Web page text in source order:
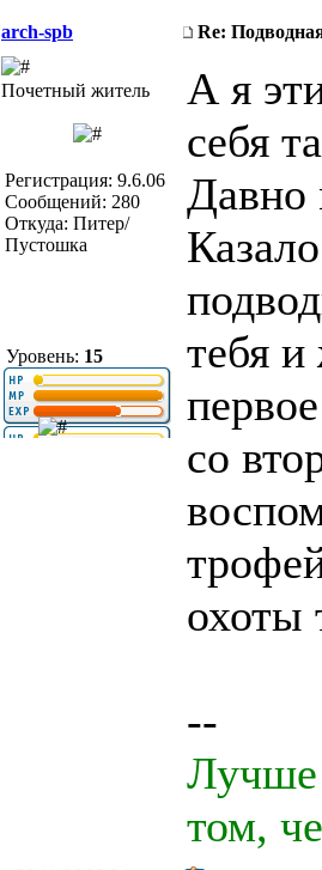
arch-spb Re:
Почетный житель
Регистрация: 9.6.06
Сообщений: 280
Откуда: Питер/
Пустошка
Уровень: 15
А я
себя
Давно
тебя
со
охоты
--
Лучше
том,